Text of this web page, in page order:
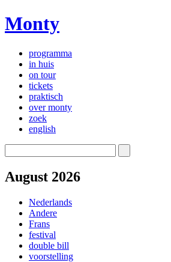
Monty
programma
in huis
on tour
tickets
praktisch
over monty
zoek
english
August 2026
Nederlands
Andere
Frans
festival
double bill
voorstelling